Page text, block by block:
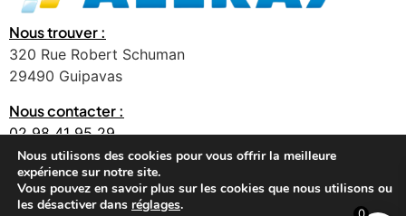
Nous trouver :
320 Rue Robert Schuman
29490 Guipavas
Nous contacter :
02 98 41 95 29
contact@allray.bzh
Nous utilisons des cookies pour vous offrir la meilleure
expérience sur notre site.
Vous pouvez en savoir plus sur les cookies que nous utilisons ou
les désactiver dans réglages.